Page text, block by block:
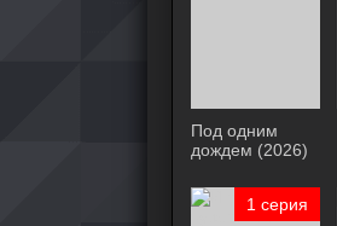
Под одним
дождем (2026)
1 серия